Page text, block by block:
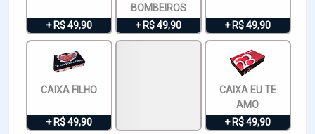
+ R$ 49,90
BOMBEIROS
+ R$ 49,90
+ R$ 49,90
CAIXA FILHO
+ R$ 49,90
CAIXA EU TE
AMO
+ R$ 49,90